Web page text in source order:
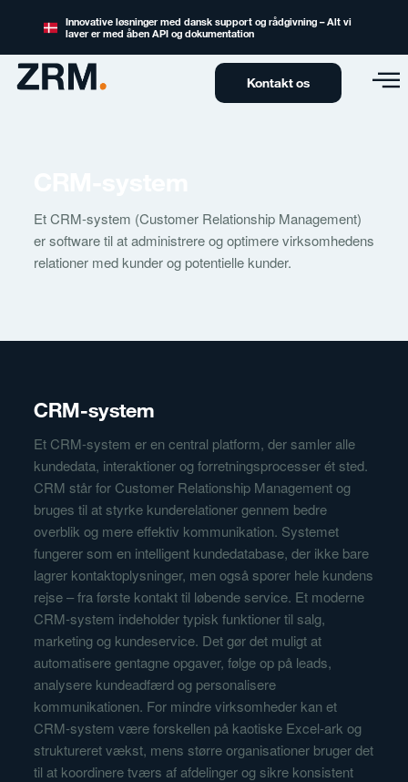
Innovative løsninger med dansk support og rådgivning – Alt vi
laver er med åben API og dokumentation
Kontakt os
Et CRM-system (Customer Relationship Management)
er software til at administrere og optimere virksomhedens
relationer med kunder og potentielle kunder.
CRM-system
Et CRM-system er en central platform, der samler alle
kundedata, interaktioner og forretningsprocesser ét sted.
CRM står for Customer Relationship Management og
bruges til at styrke kunderelationer gennem bedre
overblik og mere effektiv kommunikation. Systemet
fungerer som en intelligent kundedatabase, der ikke bare
lagrer kontaktoplysninger, men også sporer hele kundens
rejse – fra første kontakt til løbende service. Et moderne
CRM-system indeholder typisk funktioner til salg,
marketing og kundeservice. Det gør det muligt at
automatisere gentagne opgaver, følge op på leads,
analysere kundeadfærd og personalisere
kommunikationen. For mindre virksomheder kan et
CRM-system være forskellen på kaotiske Excel-ark og
struktureret vækst, mens større organisationer bruger det
til at koordinere tværs af afdelinger og sikre konsistent